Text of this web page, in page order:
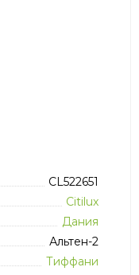
CL522651
Citilux
Дания
Альтен-2
Тиффани